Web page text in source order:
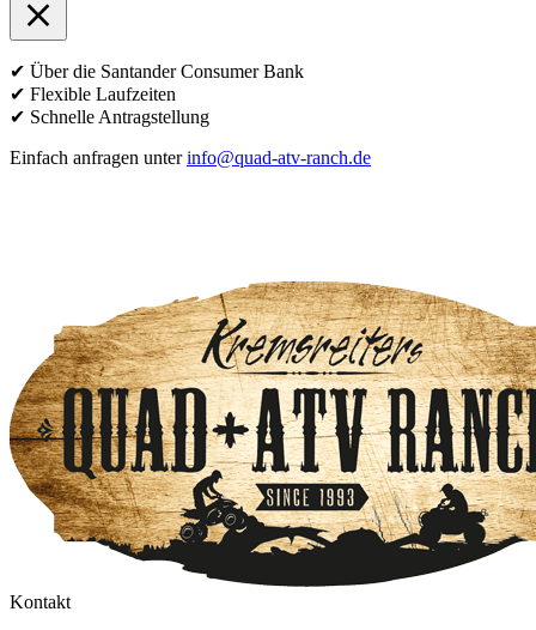
✔ Über die Santander Consumer Bank
✔ Flexible Laufzeiten
✔ Schnelle Antragstellung
Einfach anfragen unterinfo@quad-atv-ranch.de
Kontakt